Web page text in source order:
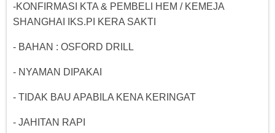
-KONFIRMASI KTA & PEMBELI HEM / KEMEJA
SHANGHAI IKS.PI KERA SAKTI
- BAHAN : OSFORD DRILL
- NYAMAN DIPAKAI
- TIDAK BAU APABILA KENA KERINGAT
- JAHITAN RAPI